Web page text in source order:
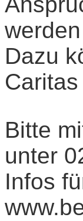
Dazu
Bitte
unter
Infos